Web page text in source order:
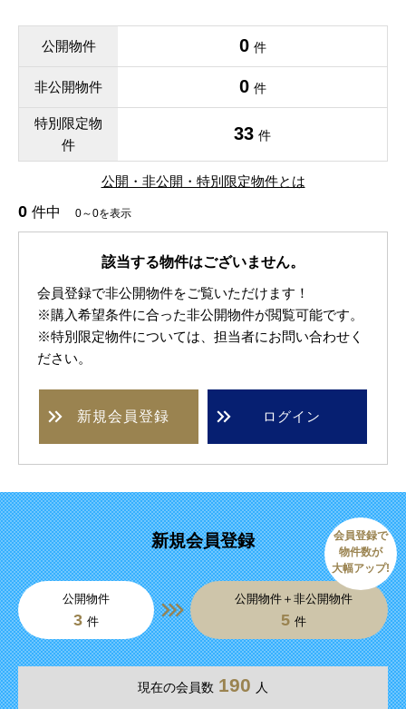
公開物件 0 件
非公開物件 0 件
特別限定物
件
33 件
公開・非公開・特別限定物件とは
0 件中 0～0を表示
該当する物件はございません。
会員登録で非公開物件をご覧いただけます！
※購入希望条件に合った非公開物件が閲覧可能です。
※特別限定物件については、担当者にお問い合わせく
ださい。
新規会員登録 ログイン
新規会員登録
公開物件
3 件
公開物件＋非公開物件
5 件
会員登録で
物件数が
大幅アップ!
現在の会員数 190 人